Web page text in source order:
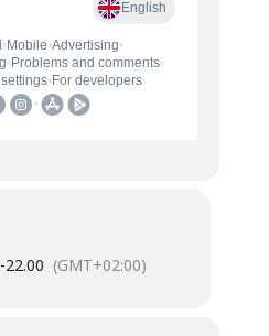
-22.00 (GMT+02:00)